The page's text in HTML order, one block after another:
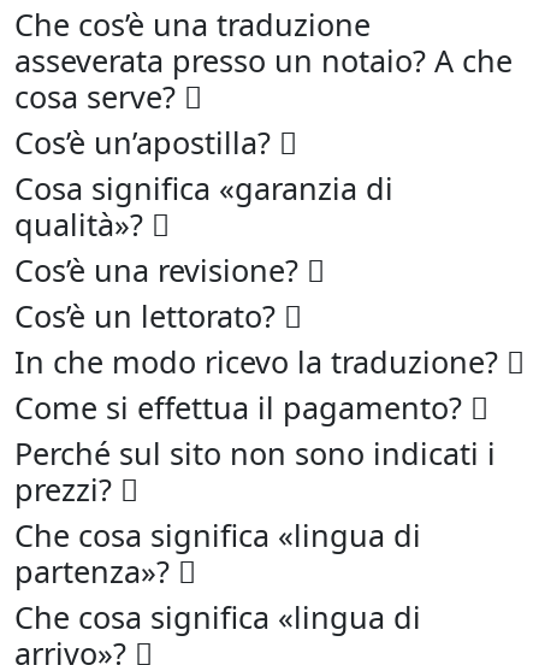
Che cos’è una traduzione
asseverata presso un notaio? A che
cosa serve?
Cos’è un’apostilla?
Cosa significa «garanzia di
qualità»?
Cos’è una revisione?
Cos’è un lettorato?
In che modo ricevo la traduzione?
Come si effettua il pagamento?
Perché sul sito non sono indicati i
prezzi?
Che cosa significa «lingua di
partenza»?
Che cosa significa «lingua di
arrivo»?